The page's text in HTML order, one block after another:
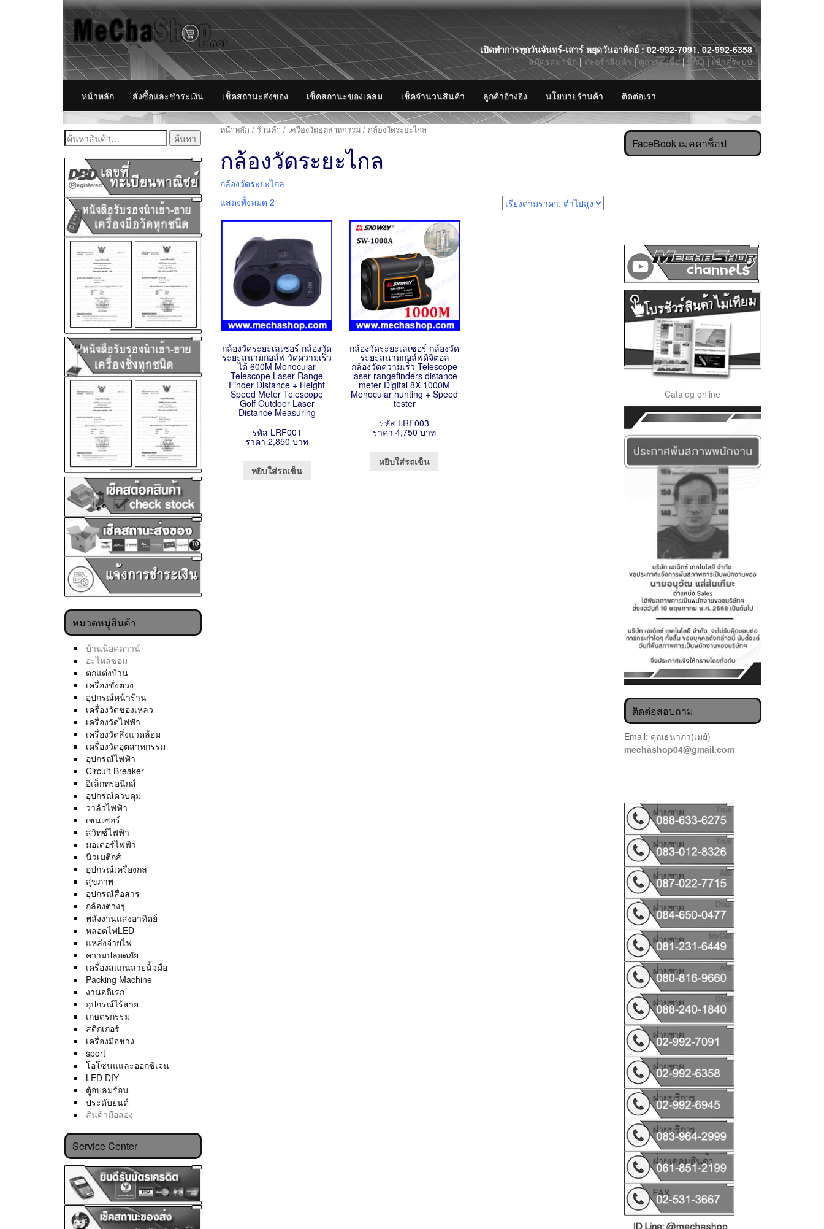
Skip
to
content
เปิดทำการทุกวันจันทร์-เสาร์ หยุดวันอาทิตย์ : 02-992-7091, 02-992-6358
สมัครสมาชิก | ตะกร้าสินค้า|ดูการสั่งซื้อ|FAQ | เข้าสู่ระบบ
หน้าหลัก สั่งซื้อและชำระเงิน เช็คสถานะส่งของ เช็คสถานะของเคลม เช็คจำนวนสินค้า ลูกค้าอ้างอิง นโยบายร้านค้า ติดต่อเรา
ค้นหา:
หมวดหมู่สินค้า
บ้านน็อคดาวน์
อะไหล่ซ่อม
ตกแต่งบ้าน
เครื่องชั่งตวง
อุปกรณ์หน้าร้าน
เครื่องวัดของเหลว
เครื่องวัดไฟฟ้า
เครื่องวัดสิ่งแวดล้อม
เครื่องวัดอุตสาหกรรม
อุปกรณ์ไฟฟ้า
Circuit-Breaker
อิเล็กทรอนิกส์
อุปกรณ์ควบคุม
วาล์วไฟฟ้า
เซนเซอร์
สวิทซ์ไฟฟ้า
มอเตอร์ไฟฟ้า
นิวเมติกส์
อุปกรณ์เครื่องกล
สุขภาพ
อุปกรณ์สื่อสาร
กล้องต่างๆ
พลังงานแสงอาทิตย์
หลอดไฟLED
แหล่งจ่ายไฟ
ความปลอดภัย
เครื่องสแกนลายนิ้วมือ
Packing Machine
งานอดิเรก
อุปกรณ์ไร้สาย
เกษตรกรรม
สติกเกอร์
เครื่องมือช่าง
sport
โอโซนแและออกซิเจน
LED DIY
ตู้อบลมร้อน
ประดับยนต์
สินค้ามือสอง
Service Center
หน้าหลัก / ร้านค้า / เครื่องวัดอุตสาหกรรม / กล้องวัดระยะไกล
กล้องวัดระยะไกล
กล้องวัดระยะไกล
แสดงทั้งหมด 2
กล้องวัดระยะเลเซอร์ กล้องวัด
ระยะสนามกอล์ฟ วัดความเร็ว
ได้ 600M Monocular
Telescope Laser Range
Finder Distance + Height
Speed Meter Telescope
Golf Outdoor Laser
Distance Measuring
รหัส LRF001
ราคา 2,850 บาท
หยิบใส่รถเข็น
กล้องวัดระยะเลเซอร์ กล้องวัด
ระยะสนามกอล์ฟดิจิตอล
กล้องวัดความเร็ว Telescope
laser rangefinders distance
meter Digital 8X 1000M
Monocular hunting + Speed
tester
รหัส LRF003
ราคา 4,750 บาท
หยิบใส่รถเข็น
FaceBook เมคคาช็อป
Catalog online
ติดต่อสอบถาม
Email: คุณธนาภา(เมย์)
mechashop04@gmail.com